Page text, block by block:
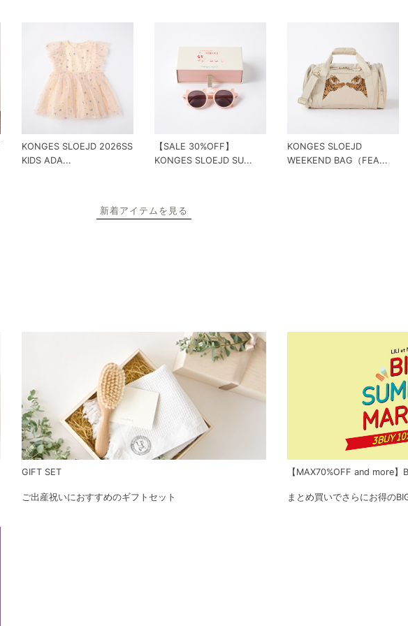
KONGES SLOEJD 2026SS
KIDS ADA...
【SALE 30%OFF】
KONGES SLOEJD SU...
KONGES SLOEJD
WEEKEND BAG（FEA...
新着アイテムを見る
GIFT SET
ご出産祝いにおすすめのギフトセット
【MAX70%OFF and more】
まとめ買いでさらにお得の